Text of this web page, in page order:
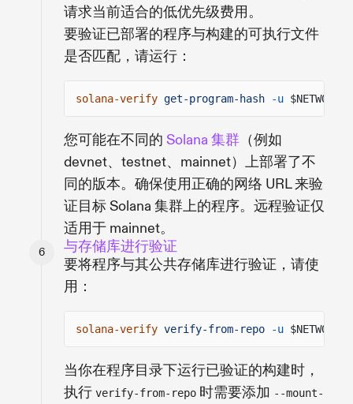
请求当前适合的低优先级费用。
要验证已部署的程序与构建的可执行文件
是否匹配，请运行：
solana-verify get-program-hash -u
您可能在不同的 Solana 集群 （例如
devnet、testnet、mainnet）上部署了不
同的版本。确保使用正确的网络 URL 来验
证目标 Solana 集群上的程序。远程验证仅
适用于 mainnet。
与存储库进行验证
要将程序与其公共存储库进行验证，请使
用：
solana-verify verify-from-repo -u
当你在程序目录下运行已验证的构建时，
执行 verify-from-repo 时需要添加 --mount-